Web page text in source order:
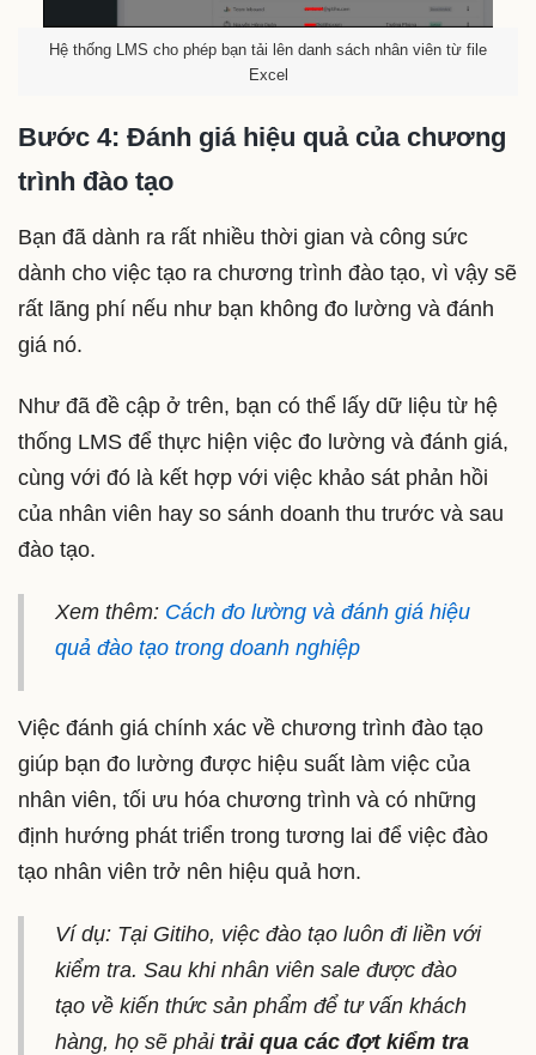
Hệ thống LMS cho phép bạn tải lên danh sách nhân viên từ file
Excel
Bước 4: Đánh giá hiệu quả của chương
trình đào tạo
Bạn đã dành ra rất nhiều thời gian và công sức
dành cho việc tạo ra chương trình đào tạo, vì vậy sẽ
rất lãng phí nếu như bạn không đo lường và đánh
giá nó.
Như đã đề cập ở trên, bạn có thể lấy dữ liệu từ hệ
thống LMS để thực hiện việc đo lường và đánh giá,
cùng với đó là kết hợp với việc khảo sát phản hồi
của nhân viên hay so sánh doanh thu trước và sau
đào tạo.
Xem thêm: Cách đo lường và đánh giá hiệu
quả đào tạo trong doanh nghiệp
Việc đánh giá chính xác về chương trình đào tạo
giúp bạn đo lường được hiệu suất làm việc của
nhân viên, tối ưu hóa chương trình và có những
định hướng phát triển trong tương lai để việc đào
tạo nhân viên trở nên hiệu quả hơn.
Ví dụ: Tại Gitiho, việc đào tạo luôn đi liền với
kiểm tra. Sau khi nhân viên sale được đào
tạo về kiến thức sản phẩm để tư vấn khách
hàng, họ sẽ phải trải qua các đợt kiểm tra